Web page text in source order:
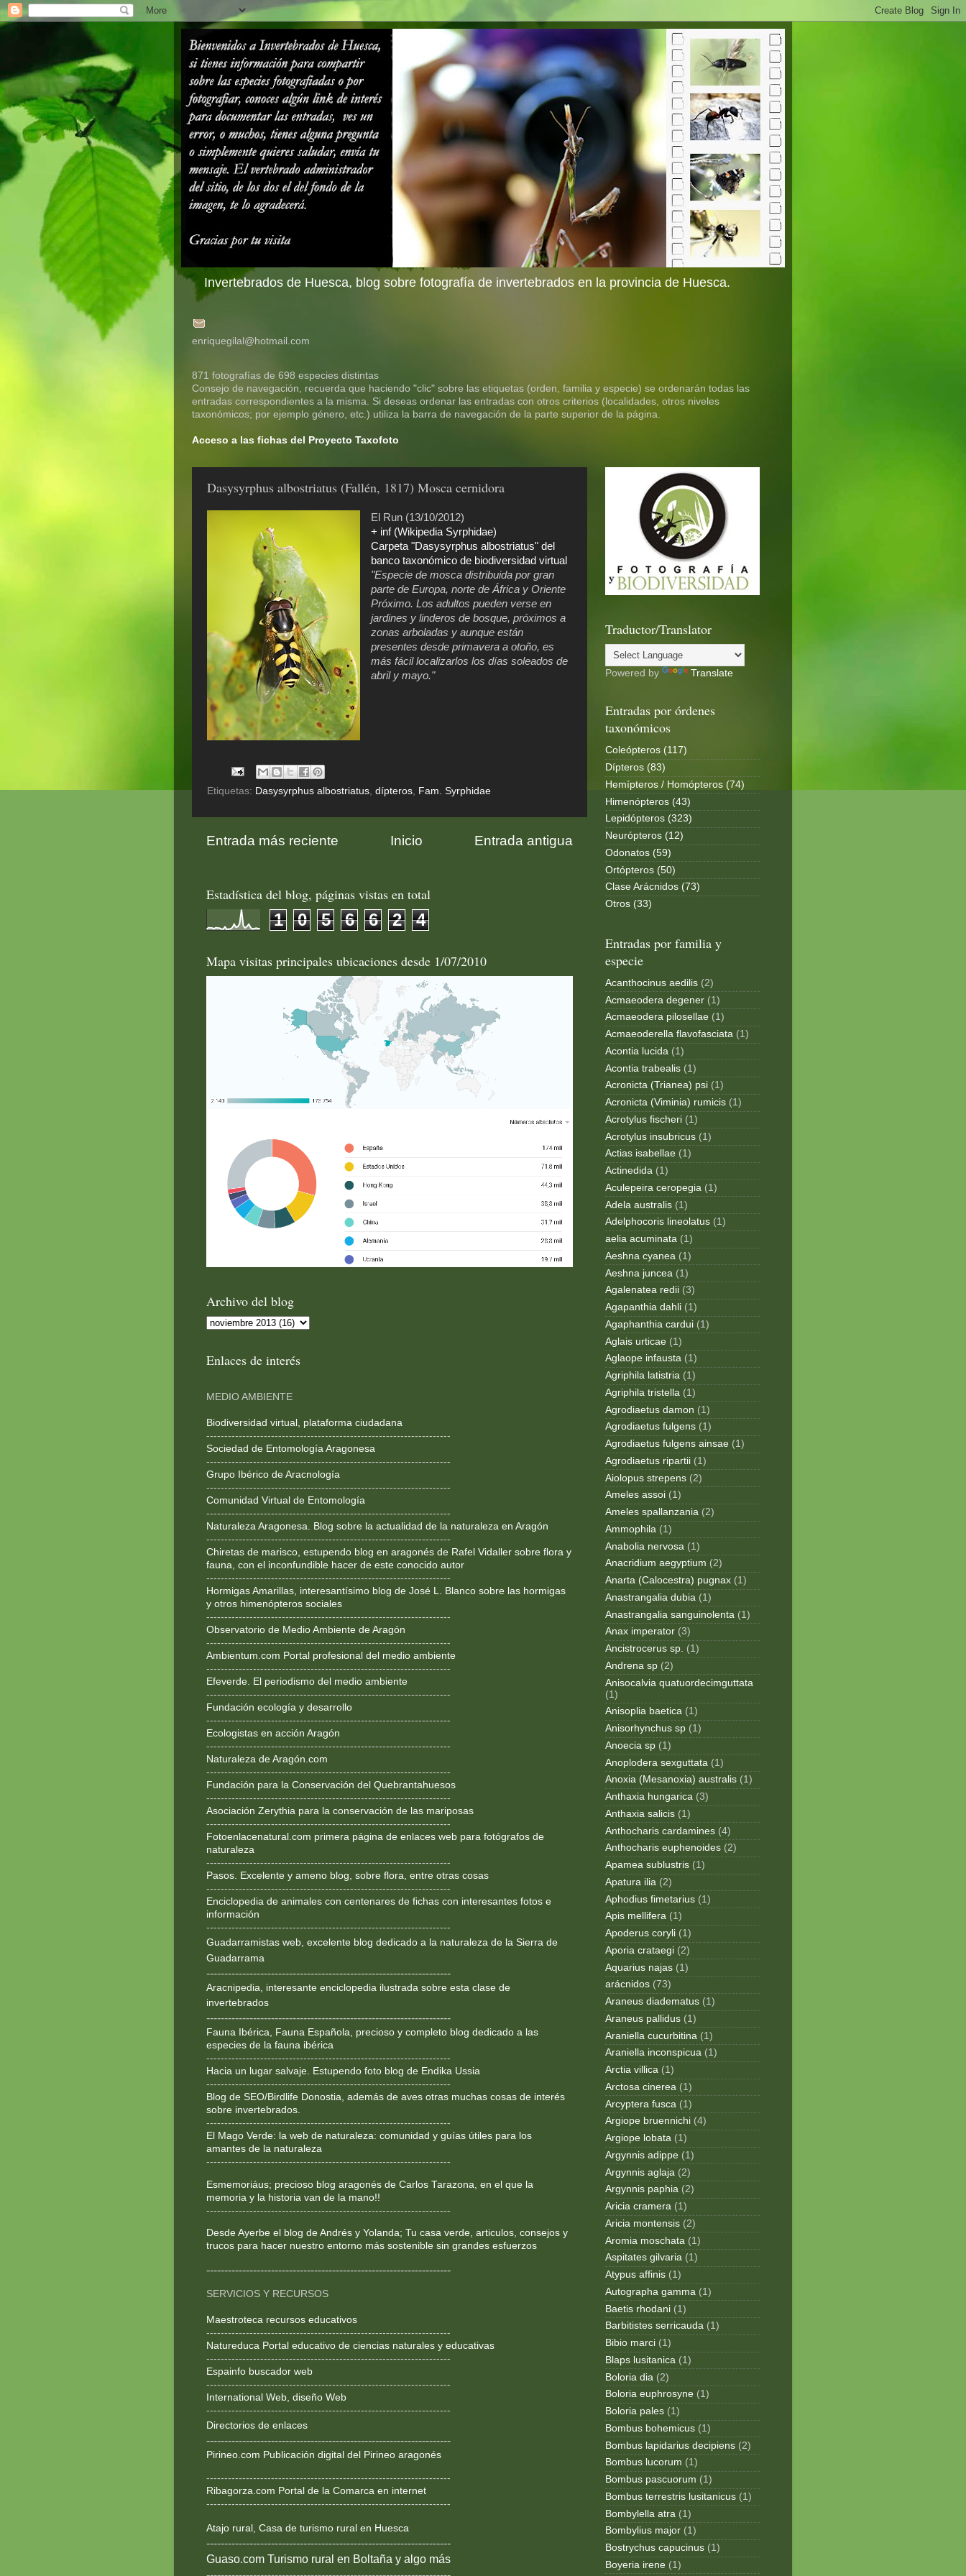
Invertebrados de Huesca, blog sobre fotografía de invertebrados en la provincia de Huesca.
enriquegilal@hotmail.com
871 fotografías de 698 especies distintas
Consejo de navegación, recuerda que haciendo "clic" sobre las etiquetas (orden, familia y especie) se ordenarán todas las
entradas correspondientes a la misma. Si deseas ordenar las entradas con otros criterios (localidades, otros niveles
taxonómicos; por ejemplo género, etc.) utiliza la barra de navegación de la parte superior de la página.
Acceso a las fichas del Proyecto Taxofoto
Dasysyrphus albostriatus (Fallén, 1817) Mosca cernidora
El Run (13/10/2012)
+ inf (Wikipedia Syrphidae)
Carpeta "Dasysyrphus albostriatus" del
banco taxonómico de biodiversidad virtual
"Especie de mosca distribuida por gran
parte de Europa, norte de África y Oriente
Próximo. Los adultos pueden verse en
jardines y linderos de bosque, próximos a
zonas arboladas y aunque están
presentes desde primavera a otoño, es
más fácil localizarlos los días soleados de
abril y mayo."
Etiquetas: Dasysyrphus albostriatus dípteros Fam. Syrphidae
Entrada más reciente Entrada antigua
Inicio
Estadística del blog, páginas vistas en total
1 0 5 6 6 2 4
Mapa visitas principales ubicaciones desde 1/07/2010
Archivo del blog
Enlaces de interés
MEDIO AMBIENTE
Biodiversidad virtual, plataforma ciudadana
--------------------------------------------------------------------
Sociedad de Entomología Aragonesa
--------------------------------------------------------------------
Grupo Ibérico de Aracnología
--------------------------------------------------------------------
Comunidad Virtual de Entomología
--------------------------------------------------------------------
Naturaleza Aragonesa. Blog sobre la actualidad de la naturaleza en Aragón
--------------------------------------------------------------------
Chiretas de marisco, estupendo blog en aragonés de Rafel Vidaller sobre flora y
fauna, con el inconfundible hacer de este conocido autor
--------------------------------------------------------------------
Hormigas Amarillas, interesantísimo blog de José L. Blanco sobre las hormigas
y otros himenópteros sociales
--------------------------------------------------------------------
Observatorio de Medio Ambiente de Aragón
--------------------------------------------------------------------
Ambientum.com Portal profesional del medio ambiente
--------------------------------------------------------------------
Efeverde. El periodismo del medio ambiente
--------------------------------------------------------------------
Fundación ecología y desarrollo
--------------------------------------------------------------------
Ecologistas en acción Aragón
--------------------------------------------------------------------
Naturaleza de Aragón.com
--------------------------------------------------------------------
Fundación para la Conservación del Quebrantahuesos
--------------------------------------------------------------------
Asociación Zerythia para la conservación de las mariposas
--------------------------------------------------------------------
Fotoenlacenatural.com primera página de enlaces web para fotógrafos de
naturaleza
--------------------------------------------------------------------
Pasos. Excelente y ameno blog, sobre flora, entre otras cosas
--------------------------------------------------------------------
Enciclopedia de animales con centenares de fichas con interesantes fotos e
información
--------------------------------------------------------------------
Guadarramistas web, excelente blog dedicado a la naturaleza de la Sierra de
Guadarrama
--------------------------------------------------------------------
Aracnipedia, interesante enciclopedia ilustrada sobre esta clase de
invertebrados
--------------------------------------------------------------------
Fauna Ibérica, Fauna Española, precioso y completo blog dedicado a las
especies de la fauna ibérica
--------------------------------------------------------------------
Hacia un lugar salvaje. Estupendo foto blog de Endika Ussia
--------------------------------------------------------------------
Blog de SEO/Birdlife Donostia, además de aves otras muchas cosas de interés
sobre invertebrados.
--------------------------------------------------------------------
El Mago Verde: la web de naturaleza: comunidad y guías útiles para los
amantes de la naturaleza
--------------------------------------------------------------------
Esmemoriáus; precioso blog aragonés de Carlos Tarazona, en el que la
memoria y la historia van de la mano!!
--------------------------------------------------------------------
Desde Ayerbe el blog de Andrés y Yolanda; Tu casa verde, articulos, consejos y
trucos para hacer nuestro entorno más sostenible sin grandes esfuerzos
--------------------------------------------------------------------
SERVICIOS Y RECURSOS
Maestroteca recursos educativos
--------------------------------------------------------------------
Natureduca Portal educativo de ciencias naturales y educativas
--------------------------------------------------------------------
Espainfo buscador web
--------------------------------------------------------------------
International Web, diseño Web
--------------------------------------------------------------------
Directorios de enlaces
--------------------------------------------------------------------
Pirineo.com Publicación digital del Pirineo aragonés
--------------------------------------------------------------------
Ribagorza.com Portal de la Comarca en internet
--------------------------------------------------------------------
Atajo rural, Casa de turismo rural en Huesca
--------------------------------------------------------------------
Guaso.com Turismo rural en Boltaña y algo más
Traductor/Translator
Powered by Translate
Entradas por órdenes
taxonómicos
Coleópteros (117)
Dípteros (83)
Hemípteros / Homópteros (74)
Himenópteros (43)
Lepidópteros (323)
Neurópteros (12)
Odonatos (59)
Ortópteros (50)
Clase Arácnidos (73)
Otros (33)
Entradas por familia y
especie
Acanthocinus aedilis (2)
Acmaeodera degener (1)
Acmaeodera pilosellae (1)
Acmaeoderella flavofasciata (1)
Acontia lucida (1)
Acontia trabealis (1)
Acronicta (Trianea) psi (1)
Acronicta (Viminia) rumicis (1)
Acrotylus fischeri (1)
Acrotylus insubricus (1)
Actias isabellae (1)
Actinedida (1)
Aculepeira ceropegia (1)
Adela australis (1)
Adelphocoris lineolatus (1)
aelia acuminata (1)
Aeshna cyanea (1)
Aeshna juncea (1)
Agalenatea redii (3)
Agapanthia dahli (1)
Agaphanthia cardui (1)
Aglais urticae (1)
Aglaope infausta (1)
Agriphila latistria (1)
Agriphila tristella (1)
Agrodiaetus damon (1)
Agrodiaetus fulgens (1)
Agrodiaetus fulgens ainsae (1)
Agrodiaetus ripartii (1)
Aiolopus strepens (2)
Ameles assoi (1)
Ameles spallanzania (2)
Ammophila (1)
Anabolia nervosa (1)
Anacridium aegyptium (2)
Anarta (Calocestra) pugnax (1)
Anastrangalia dubia (1)
Anastrangalia sanguinolenta (1)
Anax imperator (3)
Ancistrocerus sp. (1)
Andrena sp (2)
Anisocalvia quatuordecimguttata
(1)
Anisoplia baetica (1)
Anisorhynchus sp (1)
Anoecia sp (1)
Anoplodera sexguttata (1)
Anoxia (Mesanoxia) australis (1)
Anthaxia hungarica (3)
Anthaxia salicis (1)
Anthocharis cardamines (4)
Anthocharis euphenoides (2)
Apamea sublustris (1)
Apatura ilia (2)
Aphodius fimetarius (1)
Apis mellifera (1)
Apoderus coryli (1)
Aporia crataegi (2)
Aquarius najas (1)
arácnidos (73)
Araneus diadematus (1)
Araneus pallidus (1)
Araniella cucurbitina (1)
Araniella inconspicua (1)
Arctia villica (1)
Arctosa cinerea (1)
Arcyptera fusca (1)
Argiope bruennichi (4)
Argiope lobata (1)
Argynnis adippe (1)
Argynnis aglaja (2)
Argynnis paphia (2)
Aricia cramera (1)
Aricia montensis (2)
Aromia moschata (1)
Aspitates gilvaria (1)
Atypus affinis (1)
Autographa gamma (1)
Baetis rhodani (1)
Barbitistes serricauda (1)
Bibio marci (1)
Blaps lusitanica (1)
Boloria dia (2)
Boloria euphrosyne (1)
Boloria pales (1)
Bombus bohemicus (1)
Bombus lapidarius decipiens (2)
Bombus lucorum (1)
Bombus pascuorum (1)
Bombus terrestris lusitanicus (1)
Bombylella atra (1)
Bombylius major (1)
Bostrychus capucinus (1)
Boyeria irene (1)